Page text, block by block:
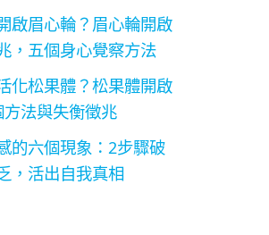
啟眉心輪？眉心輪開啟
，五個身心覺察方法
化松果體？松果體開啟
方法與失衡徵兆
的六個現象：2步驟破
，活出自我真相